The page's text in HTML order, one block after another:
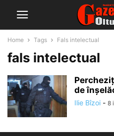
Home Tags Fals intelectual
fals intelectual
de
Ilie Bîzoi - 8